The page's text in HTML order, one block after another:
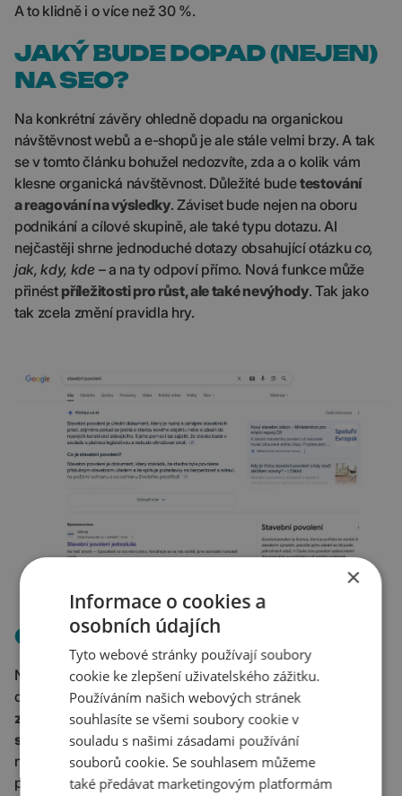
A to klidně i o více než 30 %.
JAKÝ BUDE DOPAD (NEJEN)
NA SEO?
Na konkrétní závěry ohledně dopadu na organickou
návštěvnost webů a e-shopů je ale stále velmi brzy. A tak
se v tomto článku bohužel nedozvíte, zda a o kolik vám
klesne organická návštěvnost. Důležité budetestování
a reagování na výsledky. Záviset bude nejen na oboru
podnikání a cílové skupině, ale také typu dotazu. AI
nejčastěji shrne jednoduché dotazy obsahující otázkuco,
jak, kdy, kde – a na ty odpoví přímo. Nová funkce může
přinést příležitosti pro růst, ale také nevýhody. Tak jako
tak zcela změní pravidla hry.
CO S TÍM?
Na to zatímnávod neexistuje. Aktuálně ale
doporučujemesledovat dataa pravidelněvyhodnocovat
změny
v organické návštěvnosti. Možností je i
se na hlubší a odbornější témata– AI přehledy zatím
nezvládají vše, a právě tam je šance je o krok
předběhnout. A v neposlední řadě nezapomínatbudovat
×
Informace o cookies a
osobních údajích
Tyto webové stránky používají soubory
cookie ke zlepšení uživatelského zážitku.
Používáním našich webových stránek
souhlasíte se všemi soubory cookie v
souladu s našimi zásadami používání
souborů cookie. Se souhlasem můžeme
také předávat marketingovým platformám